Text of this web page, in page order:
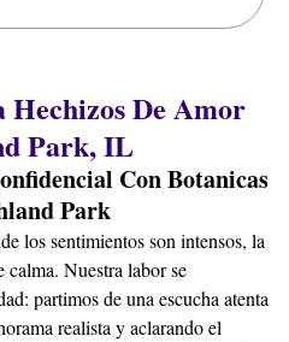
Hechizos De Amor
Park, IL
Con Botanicas
Park
los sentimientos son intensos, la
calma. Nuestra labor se
partimos de una escucha atenta
realista y aclarando el